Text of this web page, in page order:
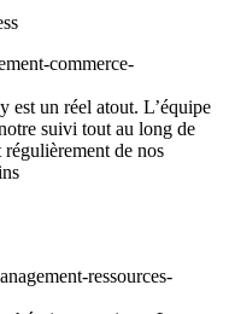
est un réel atout. L’équipe
suivi tout au long de
de nos